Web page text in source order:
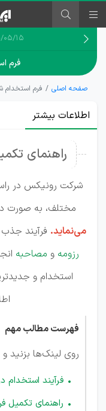
۱۴۰۵/
فرم
صفحه اصلی فرم
اطلاعات بیشتر
راهنمای
شرکت رونیکس در
مختلف، به صورت
می‌نماید. فرآیند جذب
رزومه و مصاحبه
استخدام و
فهرست مطالب مهم
روی لینک‌ها بزنید
فرآیند استخدام
راهنمای تکمیل